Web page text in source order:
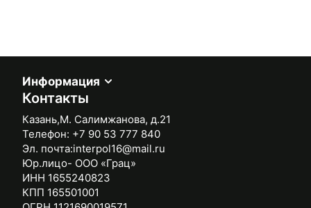
Информация
Контакты
Казань,М. Салимжанова, д.21
Телефон: +7 90 53 777 840
Эл. почта:interpol16@mail.ru
Юр.лицо- ООО «Грац»
ИНН 1655240823
КПП 165501001